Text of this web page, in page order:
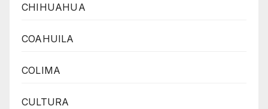
CHIHUAHUA
COAHUILA
COLIMA
CULTURA